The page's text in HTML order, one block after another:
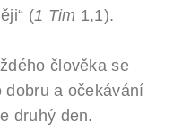
(1 Tim 1,1).
člověka se
dobru a očekávání
druhý den.